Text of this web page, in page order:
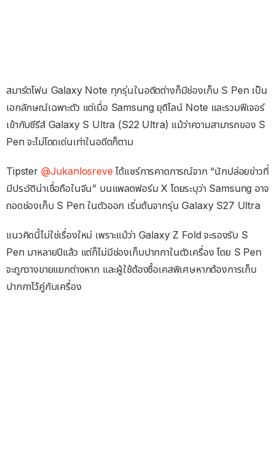
สมาร์ตโฟน Galaxy Note ทุกรุ่นในอดีตต่างก็มีช่องเก็บ S Pen เป็น
เอกลักษณ์เฉพาะตัว แต่เมื่อ Samsung ยุติไลน์ Note และรวมฟีเจอร์
เข้ากับซีรีส์ Galaxy S Ultra (S22 Ultra) แม้ว่าความสามารถของ S
Pen จะไม่โดดเด่นเท่าในอดีตก็ตาม
Tipster@Jukanlosreve ได้แชร์การคาดการณ์จาก “นักปล่อยข่าวที่
มีประวัติน่าเชื่อถือในจีน” บนแพลตฟอร์ม X โดยระบุว่า Samsung อาจ
ถอดช่องเก็บ S Pen ในตัวออก เริ่มต้นจากรุ่น Galaxy S27 Ultra
แนวคิดนี้ไม่ใช่เรื่องใหม่ เพราะแม้ว่า Galaxy Z Fold จะรองรับ S
Pen มาหลายปีแล้ว แต่ก็ไม่มีช่องเก็บปากกาในตัวเครื่อง โดย S Pen
จะถูกวางขายแยกต่างหาก และผู้ใช้ต้องซื้อเคสพิเศษหากต้องการเก็บ
ปากกาไว้คู่กับเครื่อง